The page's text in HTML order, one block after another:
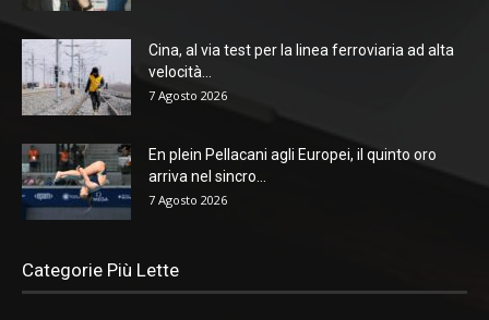
Cina, al via test per la linea ferroviaria ad alta
velocità...
7 Agosto 2026
En plein Pellacani agli Europei, il quinto oro
arriva nel sincro...
7 Agosto 2026
Categorie Più Lette